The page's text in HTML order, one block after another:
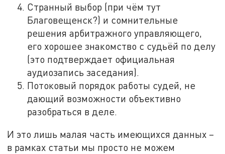
Странный выбор (при чём тут
Благовещенск?) и сомнительные
решения арбитражного управляющего,
его хорошее знакомство с судьёй по делу
(это подтверждает официальная
аудиозапись заседания).
Потоковый порядок работы судей, не
дающий возможности объективно
разобраться в деле.
И это лишь малая часть имеющихся данных –
в рамках статьи мы просто не можем